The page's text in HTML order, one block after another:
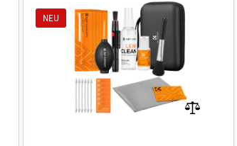
Frame Sensor Cleaning S
NEU